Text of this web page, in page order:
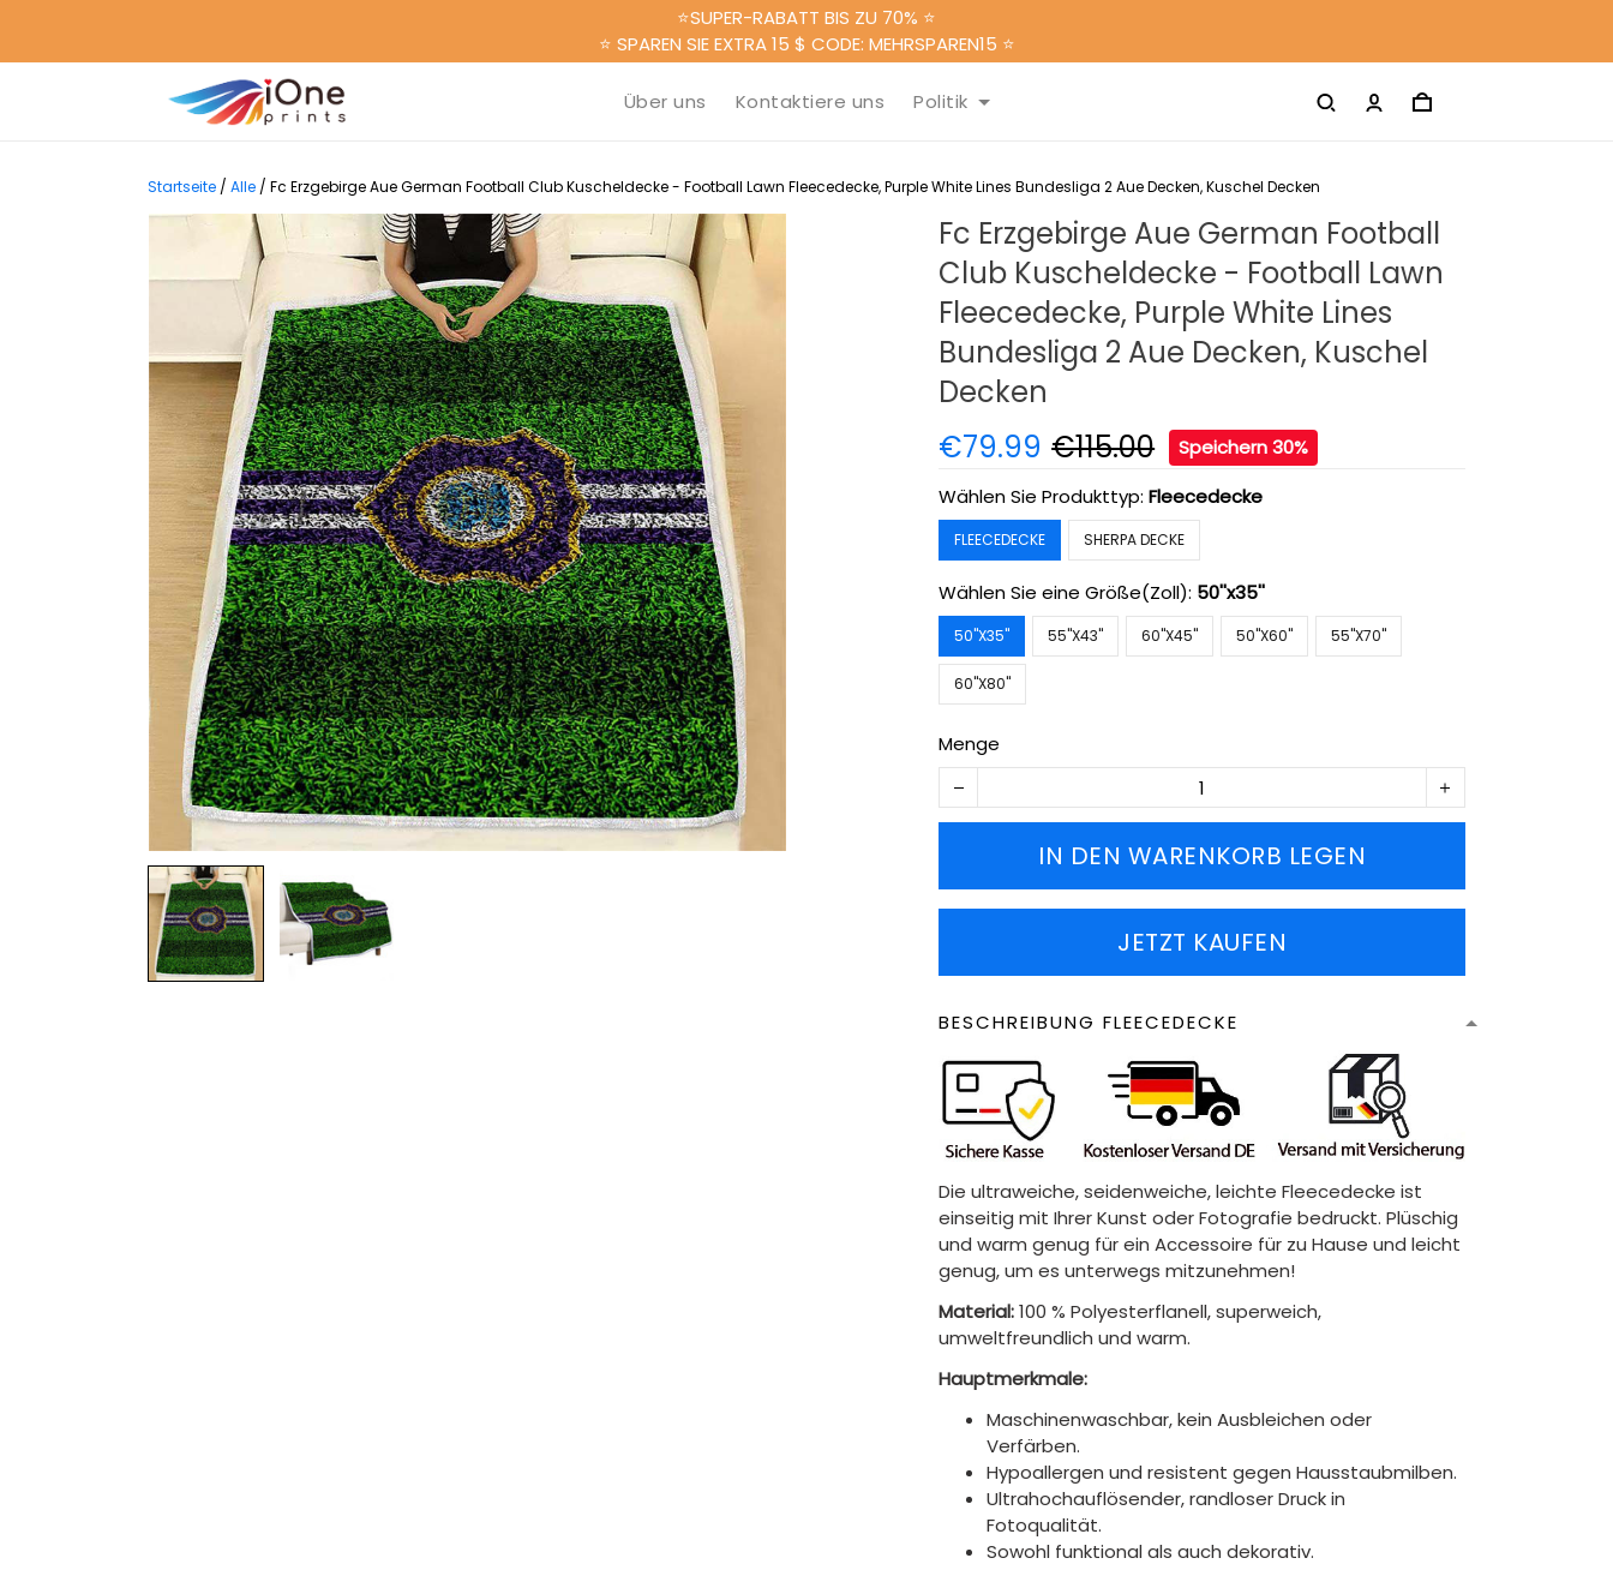
⭐SUPER-RABATT BIS ZU 70% ⭐
⭐ SPAREN SIE EXTRA 15 $ CODE: MEHRSPAREN15 ⭐
Über uns Kontaktiere uns Politik
Startseite / Alle / Fc Erzgebirge Aue German Football Club Kuscheldecke - Football Lawn Fleecedecke, Purple White Lines Bundesliga 2 Aue Decken, Kuschel Decken
Fc Erzgebirge Aue German Football
Club Kuscheldecke - Football Lawn
Fleecedecke, Purple White Lines
Bundesliga 2 Aue Decken, Kuschel
Decken
€79.99 €115.00
Speichern 30%
Wählen Sie Produkttyp:Fleecedecke
FLEECEDECKE SHERPA DECKE
Wählen Sie eine Größe(Zoll): 50''x35''
50''X35'' 55''X43'' 60''X45'' 50''X60'' 55''X70''
60''X80''
Menge
IN DEN WARENKORB LEGEN
JETZT KAUFEN
BESCHREIBUNG FLEECEDECKE
Die ultraweiche, seidenweiche, leichte Fleecedecke ist
einseitig mit Ihrer Kunst oder Fotografie bedruckt. Plüschig
und warm genug für ein Accessoire für zu Hause und leicht
genug, um es unterwegs mitzunehmen!
Material:100 % Polyesterflanell, superweich,
umweltfreundlich und warm.
Hauptmerkmale:
Maschinenwaschbar, kein Ausbleichen oder
Verfärben.
Hypoallergen und resistent gegen Hausstaubmilben.
Ultrahochauflösender, randloser Druck in
Fotoqualität.
Sowohl funktional als auch dekorativ.